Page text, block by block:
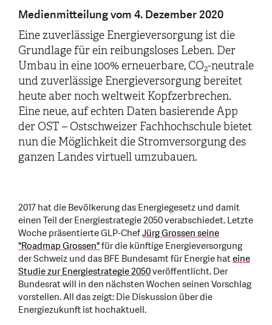
Medienmitteilung vom 4. Dezember 2020
Eine zuverlässige Energieversorgung ist die
Grundlage für ein reibungsloses Leben. Der
Umbau in eine 100% erneuerbare, CO2-neutrale
und zuverlässige Energieversorgung bereitet
heute aber noch weltweit Kopfzerbrechen.
Eine neue, auf echten Daten basierende App
der OST – Ostschweizer Fachhochschule bietet
nun die Möglichkeit die Stromversorgung des
ganzen Landes virtuell umzubauen.
2017 hat die Bevölkerung das Energiegesetz und damit
einen Teil der Energiestrategie 2050 verabschiedet. Letzte
Woche präsentierte GLP-ChefJürg Grossen seine
"Roadmap Grossen"für die künftige Energieversorgung
der Schweiz und das BFE Bundesamt für Energie hateine
Studie zur Energiestrategie 2050veröffentlicht. Der
Bundesrat will in den nächsten Wochen seinen Vorschlag
vorstellen. All das zeigt: Die Diskussion über die
Energiezukunft ist hochaktuell.